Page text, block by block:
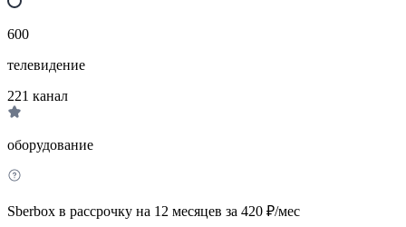
600
телевидение
221 канал
оборудование
Sberbox в рассрочку на 12 месяцев за 420 ₽/мес